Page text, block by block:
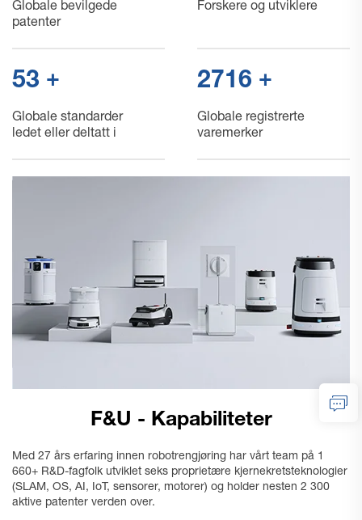
Globale bevilgede
patenter
Forskere og utviklere
55 +
Globale standarder
ledet eller deltatt i
2800 +
Globale registrerte
varemerker
F&U - Kapabiliteter
Med 27 års erfaring innen robotrengjøring har vårt team på 1
660+ R&D-fagfolk utviklet seks proprietære kjernekretsteknologier
(SLAM, OS, AI, IoT, sensorer, motorer) og holder nesten 2 300
aktive patenter verden over.